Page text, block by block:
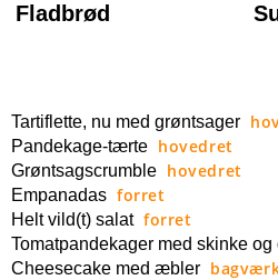
Fladbrød
Tartiflette, nu med grøntsager
Pandekage-tærte hovedret
Grøntsagscrumble hovedret
Empanadas forret
Helt vild(t) salat forret
Tomatpandekager med skinke og
Cheesecake med æbler